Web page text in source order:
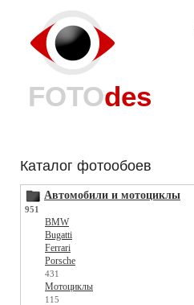
FOTOdes
Каталог фотообоев
Автомобили и мотоциклы
951
BMW
Bugatti
Ferrari
Porsche
431
Мотоциклы
115